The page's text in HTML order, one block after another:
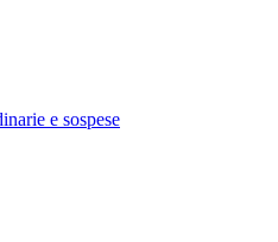
e sospese